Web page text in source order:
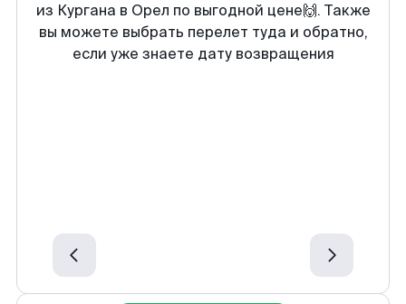
из Кургана в Орел по выгодной цене🙌. Также
вы можете выбрать перелет туда и обратно,
если уже знаете дату возвращения